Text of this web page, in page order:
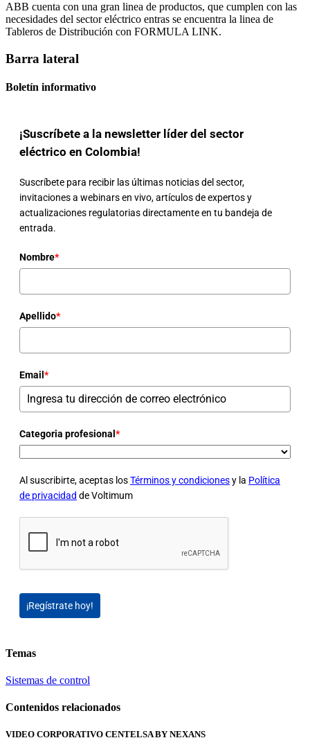
ABB cuenta con una gran linea de productos, que cumplen con las
necesidades del sector eléctrico entras se encuentra la linea de
Tableros de Distribución con FORMULA LINK.
Barra lateral
Boletín informativo
¡Suscríbete a la newsletter líder del sector
eléctrico en Colombia!
Suscríbete para recibir las últimas noticias del sector,
invitaciones a webinars en vivo, artículos de expertos y
actualizaciones regulatorias directamente en tu bandeja de
entrada.
Nombre*
Apellido*
Email *
Categoria profesional *
Al suscribirte, aceptas losTérminos y condicionesy la Política
de privacidad de Voltimum
¡Regístrate hoy!
Temas
Sistemas de control
Contenidos relacionados
VIDEO CORPORATIVO CENTELSA BY NEXANS